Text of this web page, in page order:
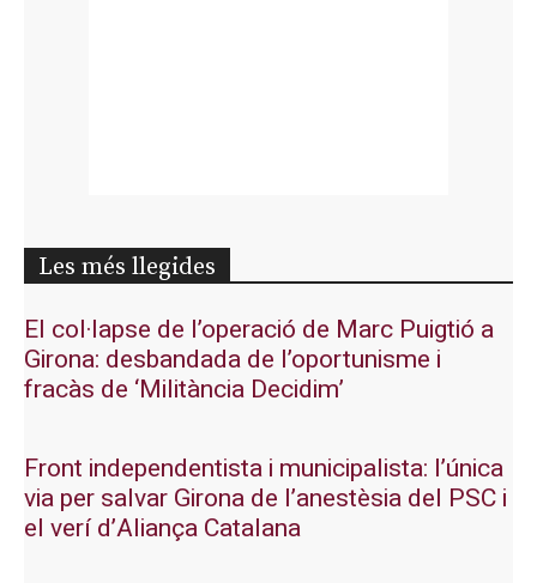
Les més llegides
El col·lapse de l’operació de Marc Puigtió a
Girona: desbandada de l’oportunisme i
fracàs de ‘Militància Decidim’
Front independentista i municipalista: l’única
via per salvar Girona de l’anestèsia del PSC i
el verí d’Aliança Catalana